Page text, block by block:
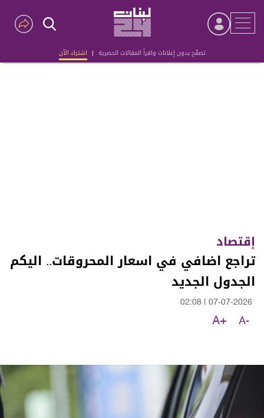
تصفّح بدون إعلانات واقرأ المقالات الحصرية | اشترك الآن
Advertisement
إقتصاد
تراجع اضافي في اسعار المحروقات.. اليكم
الجدول الجديد
07-07-2026
02:08
A-
A+